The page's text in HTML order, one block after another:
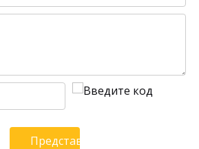
Представлять на